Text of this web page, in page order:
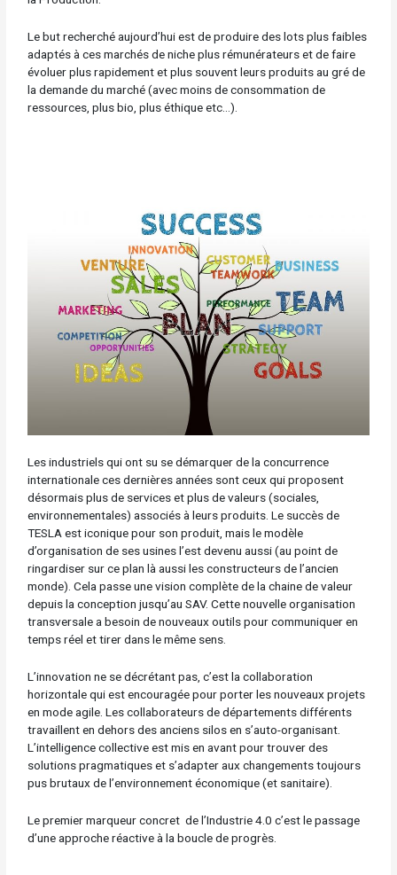
Le but recherché aujourd’hui est de produire des lots plus faibles
adaptés à ces marchés de niche plus rémunérateurs et de faire
évoluer plus rapidement et plus souvent leurs produits au gré de
la demande du marché (avec moins de consommation de
ressources, plus bio, plus éthique etc…).
Les industriels qui ont su se démarquer de la concurrence
internationale ces dernières années sont ceux qui proposent
désormais plus de services et plus de valeurs (sociales,
environnementales) associés à leurs produits. Le succès de
TESLA est iconique pour son produit, mais le modèle
d’organisation de ses usines l’est devenu aussi (au point de
ringardiser sur ce plan là aussi les constructeurs de l’ancien
monde). Cela passe une vision complète de la chaine de valeur
depuis la conception jusqu’au SAV. Cette nouvelle organisation
transversale a besoin de nouveaux outils pour communiquer en
temps réel et tirer dans le même sens.
L’innovation ne se décrétant pas, c’est la collaboration
horizontale qui est encouragée pour porter les nouveaux projets
en mode agile. Les collaborateurs de départements différents
travaillent en dehors des anciens silos en s’auto-organisant.
L’intelligence collective est mis en avant pour trouver des
solutions pragmatiques et s’adapter aux changements toujours
pus brutaux de l’environnement économique (et sanitaire).
Le premier marqueur concret de l’Industrie 4.0 c’est le passage
d’une approche réactive à la boucle de progrès.